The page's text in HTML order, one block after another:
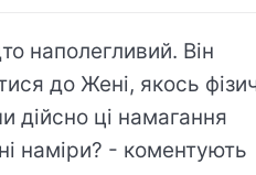
наполегливий. Він
до Жені, якось
дійсно ці намагання
наміри? - коментують